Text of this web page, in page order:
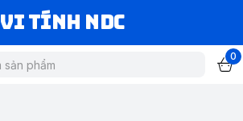
VI TÍNH NDC
0